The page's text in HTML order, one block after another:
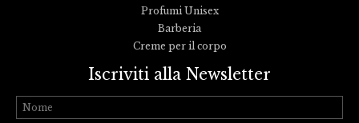
Profumi Unisex
Barberia
Creme per il corpo
Iscriviti alla Newsletter